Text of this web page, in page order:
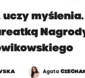
uczy
Agata